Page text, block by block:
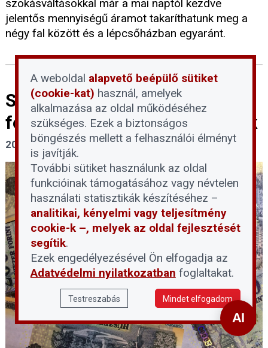
szokásváltásokkal már a mai naptól kezdve
jelentős mennyiségű áramot takaríthatunk meg a
négy fal között és a lépcsőházban egyaránt.
Százmillió forintos zuglói
felújítási keret társasházaknak
2026. augusztus 4.
A weboldal alapvető beépülő sütiket
(cookie-kat) használ, amelyek
alkalmazása az oldal működéséhez
szükséges. Ezek a biztonságos
böngészés mellett a felhasználói élményt
is javítják.
További sütiket használunk az oldal
funkcióinak támogatásához vagy névtelen
használati statisztikák készítéséhez –
analitikai, kényelmi vagy teljesítmény
cookie-k –, melyek az oldal fejlesztését
segítik.
Ezek engedélyezésével Ön elfogadja az
Adatvédelmi nyilatkozatban foglaltakat.
Testreszabás Mindet elfogadom